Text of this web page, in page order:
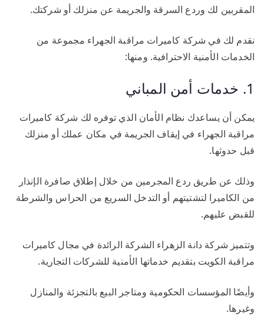
المقربين لك وردع السرقة والجريمة عن منزلك أو شركتك.
نقدم لك في شركة كاميرات مراقبة الجهراء مجموعة من
الخدمات الأمنية الاحترافية. ومنها:
1. خدمات أمن المباني
يمكن أن يساعدك نظام الأمان الذي توفره لك شركة كاميرات
مراقبة الجهراء في إيقاف الجريمة في مكان عملك أو منزلك
قبل حدوثها.
وذلك عن طريق ردع المجرمين من خلال إطلاق صافرة الإنذار
من الكاميرا لتشتيتهم أو التدخل السريع من الحراس والشرطة
للقبض عليهم.
وتتميز شركة دانة الزهراء الشركة الرائدة في مجال كاميرات
مراقبة الكويت بتقديم خدماتها الأمنية للشركات التجارية.
وأيضًا المؤسسات الحكومية ومتاجر البيع بالتجزئة والمنازل
وغيرها.